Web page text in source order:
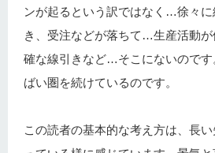
ンが起るという訳ではなく…徐々
き、受注などが落ちて…生産活動が
確な線引きなど…そこにないので
ばい圏を続けているのです。
この読者の基本的な考え方は、長